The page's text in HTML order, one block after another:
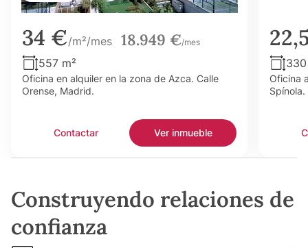
34 €/m²/mes 18.949 €/mes
557 m²
Oficina en alquiler en la zona de Azca. Calle
Orense, Madrid.
Contactar Ver inmueble
Oficina
Spínola.
Construyendo relaciones de
confianza